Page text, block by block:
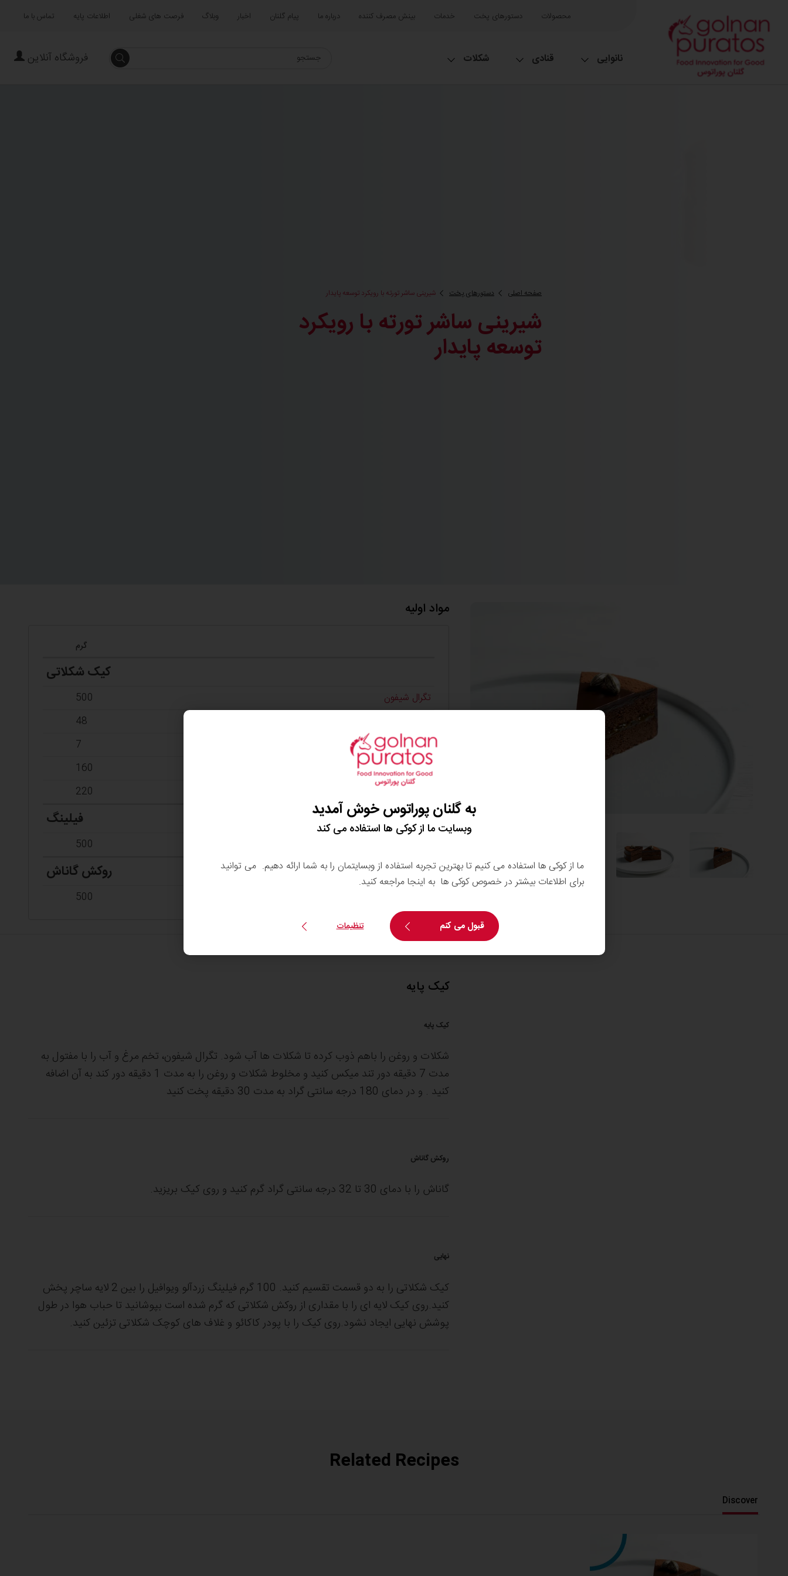
محصولات دستورهای پخت خدمات بینش مصرف کننده درباره ما پیام گلنان اخبار وبلاگ فرصت های شغلی اطلاعات پایه تماس با ما
نانوایی قنادی شکلات جستجو فروشگاه آنلاین
صفحه اصلی دستورهای پخت شیرینی ساشر تورته با رویکرد توسعه پایدار
شیرینی ساشر تورته با رویکرد
توسعه پایدار
مواد اولیه
گرم
کیک شکلاتی
تگرال شیفون
500
48
آب
7
روغن مایع
160
220
فیلینگ
500
روکش گاناش
500
کیک پایه
کیک پایه
شکلات و روغن را باهم ذوب کرده تا شکلات ها آب شود. تگرال شیفون، تخم مرغ و آب را با مفتول به
مدت 7 دقیقه دور تند میکس کنید و مخلوط شکلات و روغن را به مدت 1 دقیقه دور کند به آن اضافه
کنید . و در دمای 180 درجه سانتی گراد به مدت 30 دقیقه پخت کنید
روکش گاناش
گاناش را با دمای 30 تا 32 درجه سانتی گراد گرم کنید و روی کیک بریزید.
نهایی
کیک شکلاتی را به دو قسمت تقسیم کنید. 100 گرم فیلینگ زردآلو ویوافیل را بین 2 لایه ساچر پخش
کنید.روی کیک لایه ای را با مقداری از روکش شکلاتی که گرم شده است بپوشانید تا حباب هوا در طول
پوشش نهایی ایجاد نشود.روی کیک را با پودر کاکائو و غلاف های کوچک شکلاتی تزئین کنید.
Related Recipes
Discover
به گلنان پوراتوس خوش آمدید
وبسایت ما از کوکی ها استفاده می کند
ما از کوکی ها استفاده می کنیم تا بهترین تجربه استفاده از وبسایتمان را به شما ارائه دهیم. می توانید
برای اطلاعات بیشتر در خصوص کوکی ها به اینجا مراجعه کنید.
قبول می کنم تنظیمات